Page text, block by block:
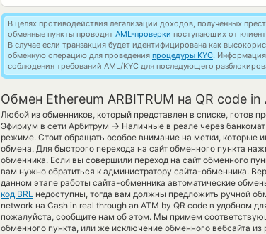
В целях противодействия легализации доходов, полученных
обменные пункты проводят AML-проверки поступающих от
В случае если транзакция будет идентифицирована как
обменную операцию для проведения процедуры KYC.
соблюдения требований AML/KYC для последующего
Обмен Ethereum ARBITRUM на QR code in
Любой из обменников, который представлен в списке, готов
Эфириум в сети Арбитрум → Наличные в реале через
режиме. Стоит обращать особое внимание на метки, которые
обмена. Для быстрого перехода на сайт обменного пункта
обменника. Если вы совершили переход на сайт обменного
вам нужно обратиться к администратору сайта-обменника.
данном этапе работы сайта-обменника автоматические
код BRL недоступны, тогда вам должны предложить ручной
network на Cash in real through an ATM by QR code в удобном
пожалуйста, сообщите нам об этом. Мы примем
обменного пункта, или же исключение обменного вебсайта